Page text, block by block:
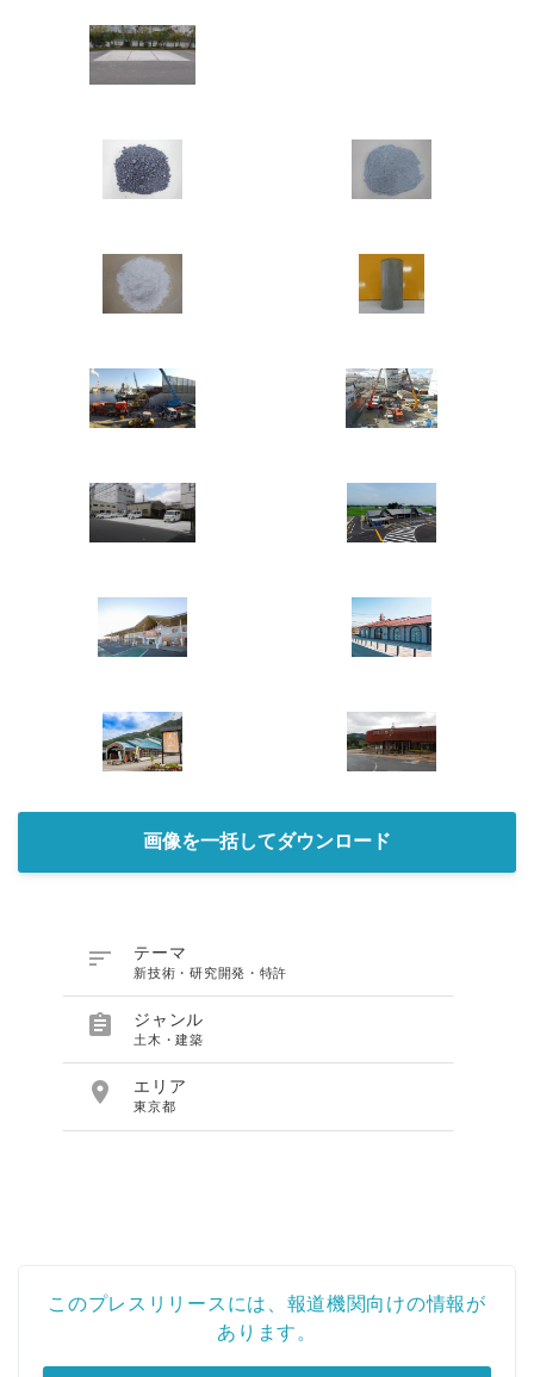
画像を一括してダウンロード
 テーマ
新技術・研究開発・特許
 ジャンル
土木・建築
 エリア
東京都
このプレスリリースには、報道機関向けの情報が
あります。